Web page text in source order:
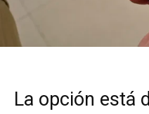
La opción está